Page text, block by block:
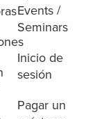
Events /
Seminars
Inicio de
sesión
Pagar un